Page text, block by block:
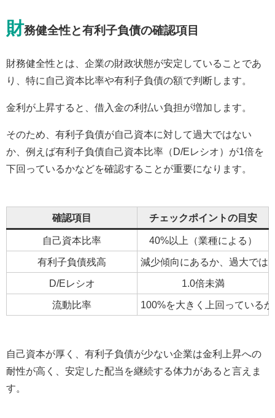
財務健全性と有利子負債の確認項目
財務健全性とは、企業の財政状態が安定していることであ
り、特に自己資本比率や有利子負債の額で判断します。
金利が上昇すると、借入金の利払い負担が増加します。
そのため、有利子負債が自己資本に対して過大ではない
か、例えば有利子負債自己資本比率（D/Eレシオ）が1倍を
下回っているかなどを確認することが重要になります。
確認項目 チェックポイントの目安
自己資本比率 40%以上（業種による）
有利子負債残高 減少傾向にあるか、過大では
D/Eレシオ 1.0倍未満
流動比率 100%を大きく上回っているか
自己資本が厚く、有利子負債が少ない企業は金利上昇への
耐性が高く、安定した配当を継続する体力があると言えま
す。